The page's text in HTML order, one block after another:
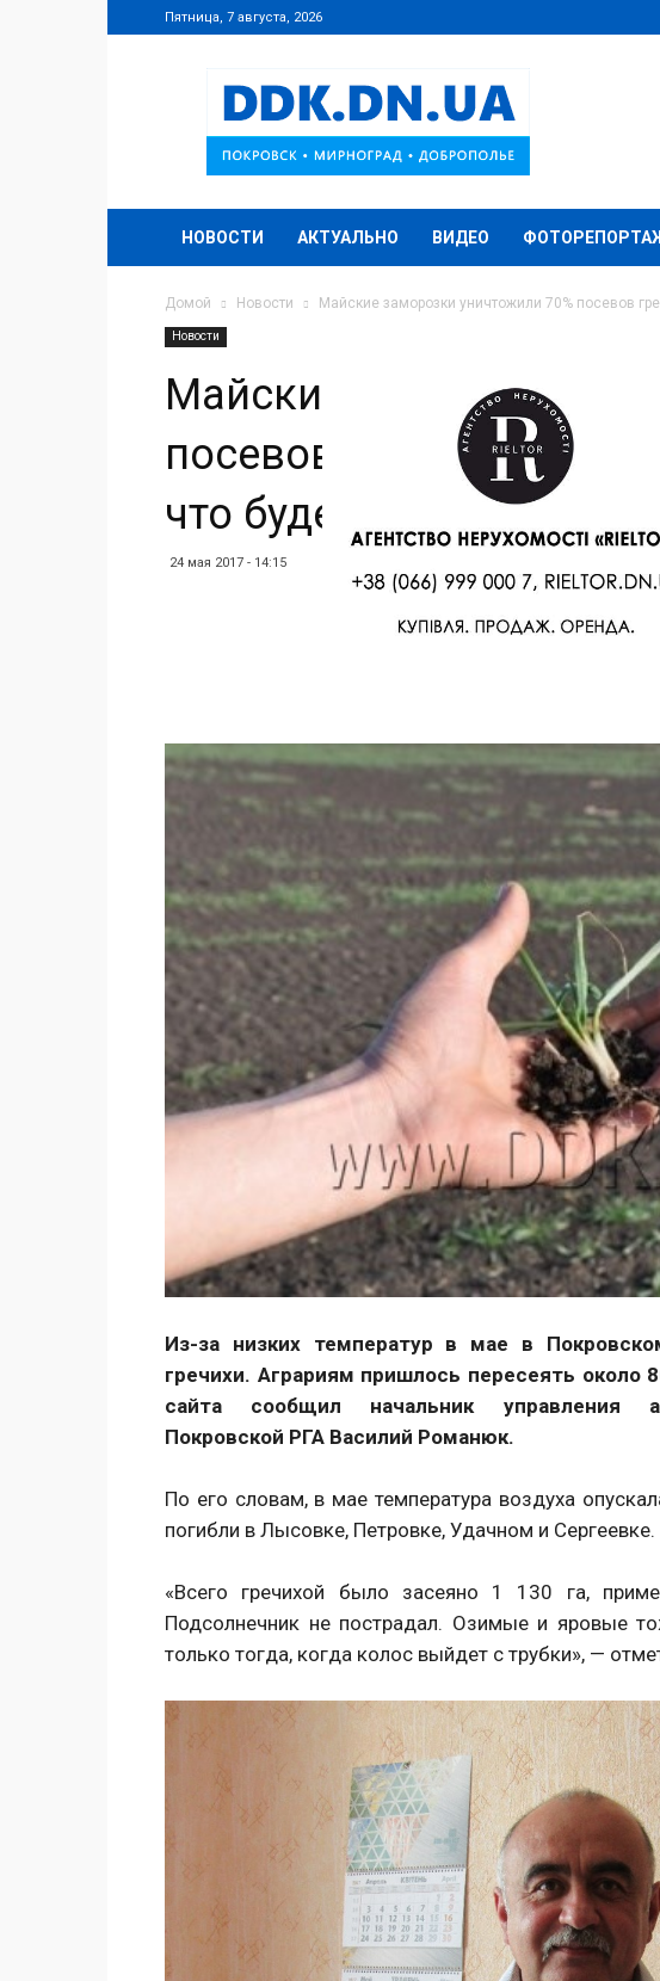
Пятница, 7 августа, 2026
DDK.DN.UA
НОВОСТИ АКТУАЛЬНО ВИДЕО
Домой Новости Майские заморозки уничтожили 70% посевов
Новости
Майские заморозки
посевов гречихи в
что будет с урожаем
24 мая 2017 - 14:15
Из-за низких температур в мае в
гречихи. Аграриям пришлось пересеять около
сайта сообщил начальник управления
Покровской РГА Василий Романюк.
По его словам, в мае температура воздуха
погибли в Лысовке, Петровке, Удачном и Сергеевке.
«Всего гречихой было засеяно 1 130 га,
Подсолнечник не пострадал. Озимые и яровые
только тогда, когда колос выйдет с трубки», —